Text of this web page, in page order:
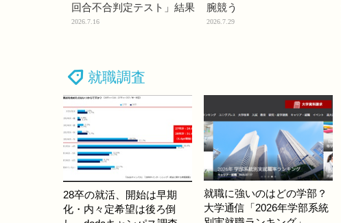
回合不合判定テスト」結果
2026.7.16
腕競う
2026.7.29
就職調査
28卒の就活、開始は早期
化・内々定希望は後ろ倒
就職に強いのはどの学部？
大学通信「2026年学部系統